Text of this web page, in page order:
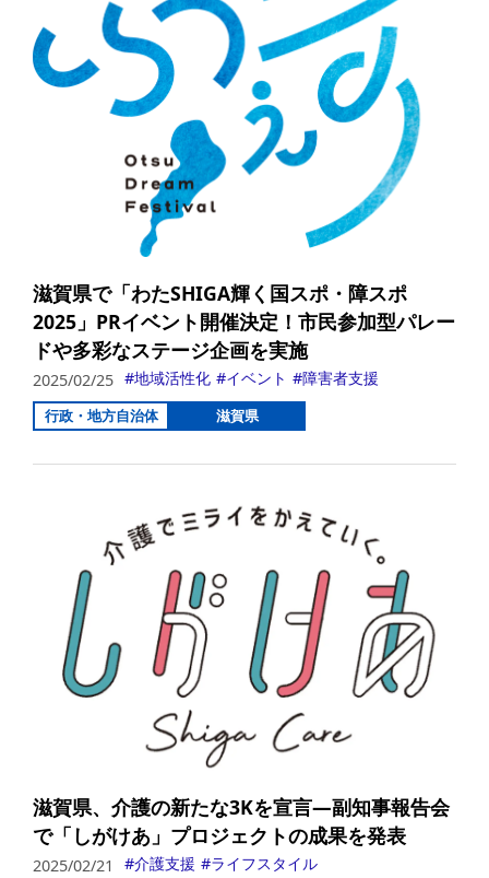
滋賀県で「わたSHIGA輝く国スポ・障スポ
2025」PRイベント開催決定！市民参加型パレー
ドや多彩なステージ企画を実施
2025/02/25 地域活性化 イベント 障害者支援
行政・地方自治体 滋賀県
滋賀県、介護の新たな3Kを宣言—副知事報告会
で「しがけあ」プロジェクトの成果を発表
2025/02/21 介護支援 ライフスタイル